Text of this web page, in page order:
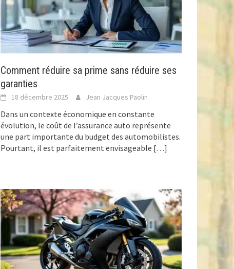
Comment réduire sa prime sans réduire ses
garanties
18 décembre 2025 Jean Jacques Paolin
Dans un contexte économique en constante
évolution, le coût de l’assurance auto représente
une part importante du budget des automobilistes.
Pourtant, il est parfaitement envisageable […]